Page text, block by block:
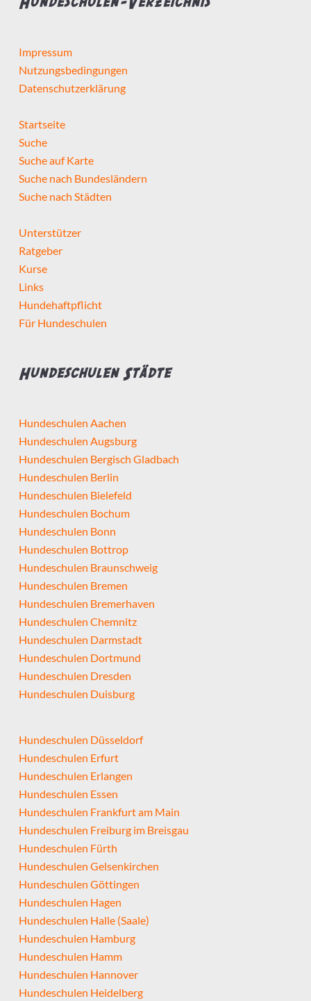
Impressum
Nutzungsbedingungen
Datenschutzerklärung
Startseite
Suche
Suche auf Karte
Suche nach Bundesländern
Suche nach Städten
Unterstützer
Ratgeber
Kurse
Links
Hundehaftpflicht
Für Hundeschulen
Hundeschulen Städte
Hundeschulen Aachen
Hundeschulen Augsburg
Hundeschulen Bergisch Gladbach
Hundeschulen Berlin
Hundeschulen Bielefeld
Hundeschulen Bochum
Hundeschulen Bonn
Hundeschulen Bottrop
Hundeschulen Braunschweig
Hundeschulen Bremen
Hundeschulen Bremerhaven
Hundeschulen Chemnitz
Hundeschulen Darmstadt
Hundeschulen Dortmund
Hundeschulen Dresden
Hundeschulen Duisburg
Hundeschulen Düsseldorf
Hundeschulen Erfurt
Hundeschulen Erlangen
Hundeschulen Essen
Hundeschulen Frankfurt am Main
Hundeschulen Freiburg im Breisgau
Hundeschulen Fürth
Hundeschulen Gelsenkirchen
Hundeschulen Göttingen
Hundeschulen Hagen
Hundeschulen Halle (Saale)
Hundeschulen Hamburg
Hundeschulen Hamm
Hundeschulen Hannover
Hundeschulen Heidelberg